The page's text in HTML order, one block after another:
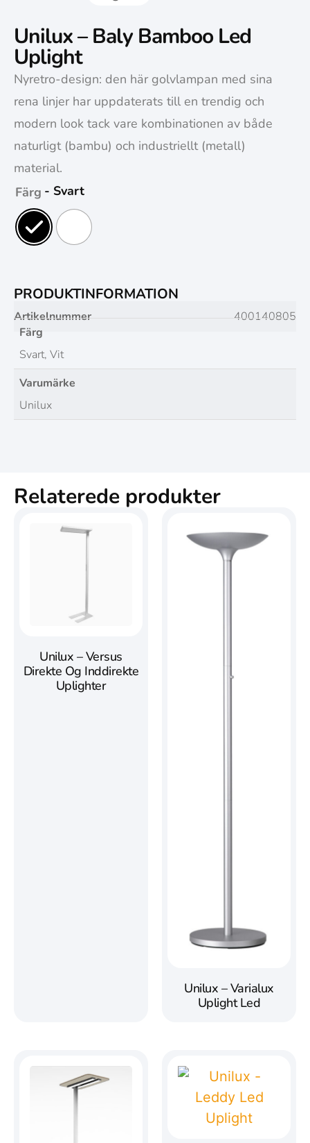
Unilux – Baly Bamboo Led
Uplight
Nyretro-design: den här golvlampan med sina
rena linjer har uppdaterats till en trendig och
modern look tack vare kombinationen av både
naturligt (bambu) och industriellt (metall)
material.
Färg - Svart
PRODUKTINFORMATION
Artikelnummer
400140805
Färg
Svart, Vit
Varumärke
Unilux
Relaterede produkter
Unilux – Versus
Direkte Og Inddirekte
Uplighter
Unilux – Varialux
Uplight Led